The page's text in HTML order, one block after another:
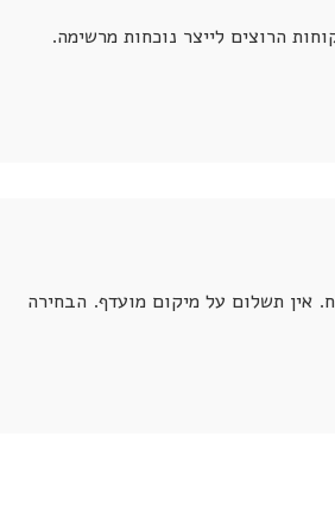
אין תשלום על מיקום מועדף. הבחירה